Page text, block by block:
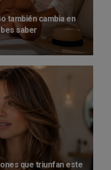
también cambia en
saber
que triunfan este